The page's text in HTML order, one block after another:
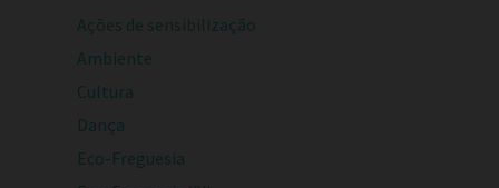
Ações de sensibilização
Ambiente
Cultura
Dança
Eco-Freguesia